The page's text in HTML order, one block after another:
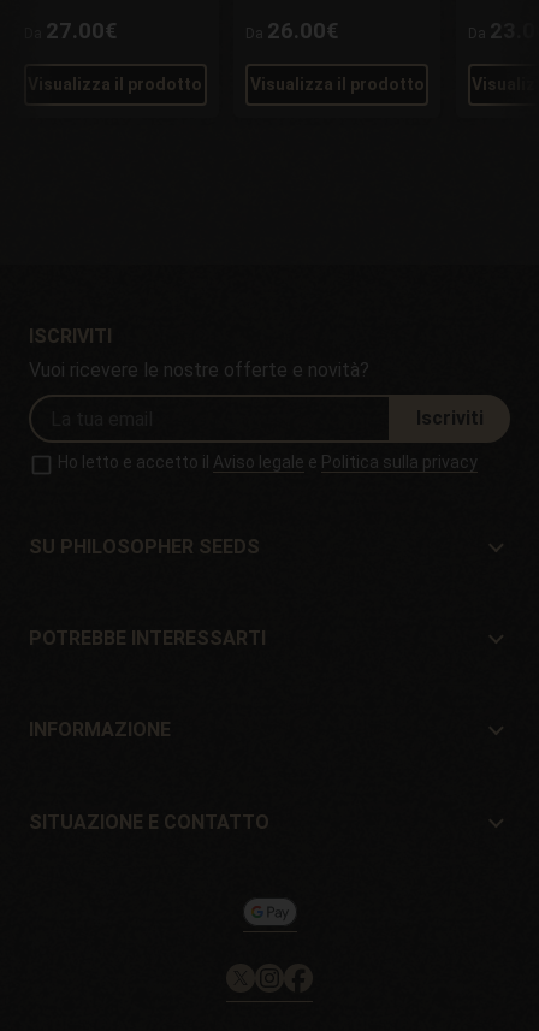
27.00€
Visualizza il prodotto
26.00€
Visualizza il prodotto
ISCRIVITI
Vuoi ricevere le nostre offerte e novità?
Iscriviti
Ho letto e accetto il Aviso legale e Politica sulla privacy
SU PHILOSOPHER SEEDS
Situazione e contatto
POTREBBE INTERESSARTI
Offerte
INFORMAZIONE
Garanzie e resi
SITUAZIONE E CONTATTO
Pol. Industrial Pont del Príncep
Email: info@philosopherseeds.com